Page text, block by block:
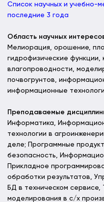
Список научных и учебно-
последние 3 года
Область научных
Мелиорация, орошение,
гидрофизические функции,
влагопроводности,
почвогрунтов,
информационные
Преподаваемые
Информатика,
технологии в
деле; Программные
безопасность,
Прикладное
обработки результатов,
БД в техническом сервисе,
моделирования в с/х